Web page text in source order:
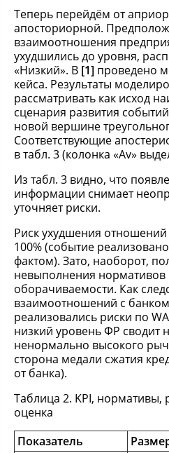
Теперь перейдём от
апосториорной.
взаимоотношения
ухудшились до уровня,
«Низкий». В [1] проведено
кейса. Результаты
рассматривать как исход
сценария развития
новой вершине
Соответствующие
в табл. 3 (колонка «Av»
Из табл. 3 видно, что
информации снимает
уточняет риски.
Риск ухудшения отношений
100% (событие
фактом). Зато, наоборот,
невыполнения нормативов
оборачиваемости. Как
взаимоотношений с
реализовались риски по
низкий уровень ФР сводит
ненормально высокого
сторона медали сжатия
от банка).
Таблица 2. KPI, нормативы,
оценка
Показатель